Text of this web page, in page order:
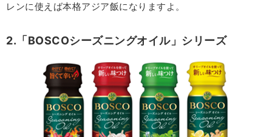
レンに使えば本格アジア飯になりますよ。
2.「BOSCOシーズニングオイル」シリーズ